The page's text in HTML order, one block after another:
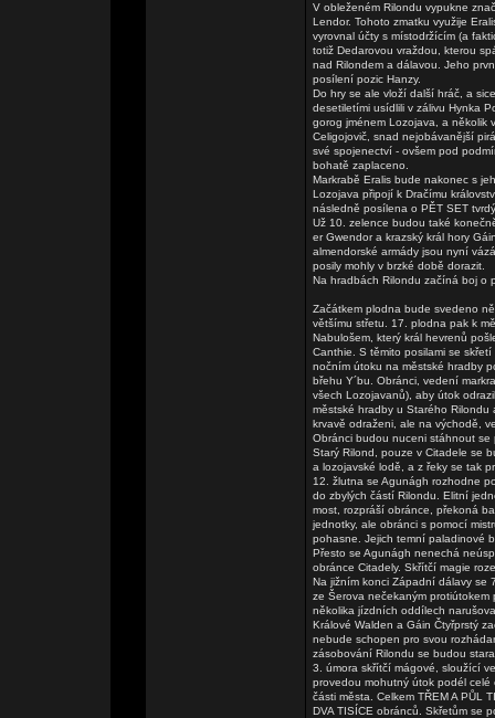
V obleženém Rilondu vypukne
Lendor. Tohoto zmatku využije
vyrovnal účty s místodržícím (a
totiž Dedarovou vraždou, kterou
nad Rilondem a dálavou. Jeho
posílení pozic Hanzy.
Do hry se ale vloží další hráč, a
desetiletími usídlili v zálivu Hynka
gorog jménem Lozojava, a několik
Celigojovič, snad nejobávanější
své spojenectví - ovšem pod
bohatě zaplaceno.
Markrabě Eralis bude nakonec s
Lozojava připojí k Dračímu
následně posílena o PĚT SET
Už 10. zelence budou také
er Gwendor a krazský král hory
almendorské armády jsou nyní
posily mohly v brzké době dorazit.
Na hradbách Rilondu začíná boj o
Začátkem plodna bude svedeno
většímu střetu. 17. plodna pak k
Nabulošem, který král hevrenů
Canthie. S těmito posilami se
nočním útoku na městské hradby
břehu Y´bu. Obránci, vedení
všech Lozojavanů), aby útok
městské hradby u Starého
krvavě odraženi, ale na východě,
Obránci budou nuceni stáhnout se
Starý Rilond, pouze v Citadele se
a lozojavské lodě, a z řeky se tak
12. žlutna se Agunágh rozhodne
do zbylých částí Rilondu. Elitní
most, rozpráší obránce, překoná
jednotky, ale obránci s pomocí
pohasne. Jejich temní paladinové
Přesto se Agunágh nenechá
obránce Citadely. Skřítčí magie
Na jižním konci Západní dálavy se
ze Šerova nečekaným
několika jízdních oddílech
Králové Walden a Gáin Čtyřprstý
nebude schopen pro svou
zásobování Rilondu se budou
3. úmora skřítčí mágové, sloužící
provedou mohutný útok podél
části města. Celkem TŘEM A PŮL
DVA TISÍCE obránců. Skřetům se